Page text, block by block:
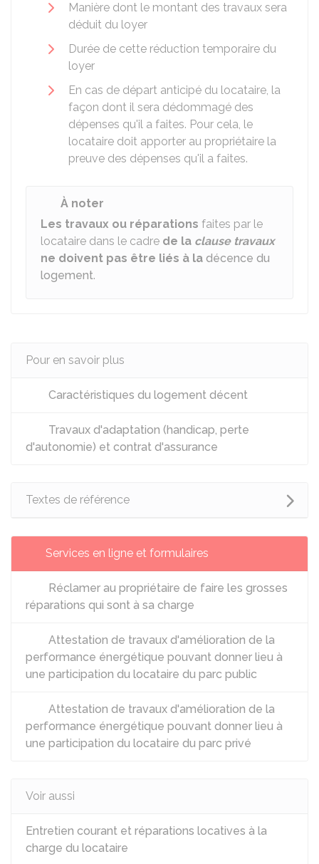
Manière dont le montant des travaux sera
déduit du loyer
Durée de cette réduction temporaire du
loyer
En cas de départ anticipé du locataire, la
façon dont il sera dédommagé des
dépenses qu'il a faites. Pour cela, le
locataire doit apporter au propriétaire la
preuve des dépenses qu'il a faites.
À noter
Les travaux ou réparations faites par le
locataire dans le cadre de la clause travaux
ne doivent pas être liés à la décence du
logement.
Pour en savoir plus
Caractéristiques du logement décent
Travaux d'adaptation (handicap, perte
d'autonomie) et contrat d'assurance
Textes de référence
Services en ligne et formulaires
Réclamer au propriétaire de faire les grosses
réparations qui sont à sa charge
Attestation de travaux d'amélioration de la
performance énergétique pouvant donner lieu à
une participation du locataire du parc public
Attestation de travaux d'amélioration de la
performance énergétique pouvant donner lieu à
une participation du locataire du parc privé
Voir aussi
Entretien courant et réparations locatives à la
charge du locataire